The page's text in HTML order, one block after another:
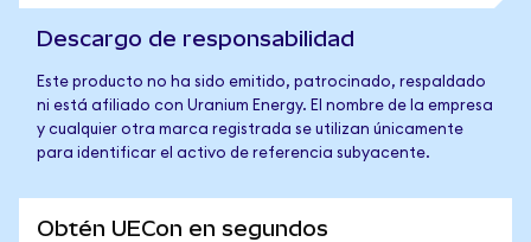
Descargo de responsabilidad
Este producto no ha sido emitido, patrocinado, respaldado
ni está afiliado con Uranium Energy. El nombre de la empresa
y cualquier otra marca registrada se utilizan únicamente
para identificar el activo de referencia subyacente.
Obtén UECon en segundos